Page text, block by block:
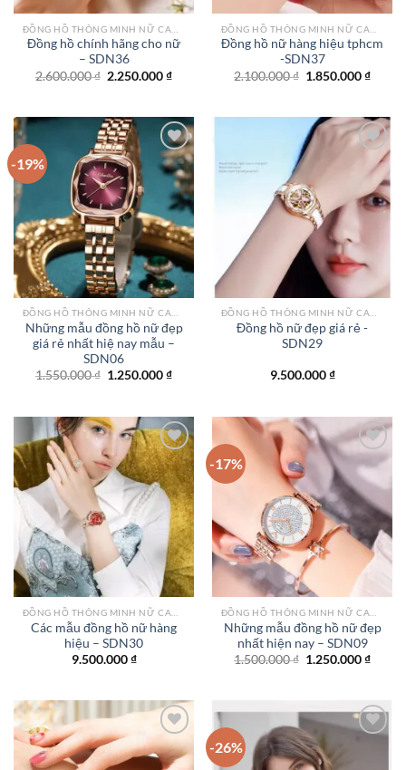
Đồng hồ chính hãng cho nữ
– SDN36
2.600.000₫ Giá
2.250.000₫Giá
2.250.000 ₫.
Đồng hồ nữ hàng hiệu tphcm
-SDN37
2.100.000₫ Giá
1.850.000₫Giá
-19%
Add to
wishlist
Những mẫu đồng hồ nữ đẹp
giá rẻ nhất hiệ nay mẫu –
SDN06
1.550.000₫ Giá
1.250.000₫Giá
1.250.000 ₫.
Add to
wishlist
Đồng hồ nữ đẹp giá rẻ -
SDN29
9.500.000₫
Add to
wishlist
Các mẫu đồng hồ nữ hàng
hiệu – SDN30
9.500.000₫
-17%
Add to
wishlist
Những mẫu đồng hồ nữ đẹp
nhất hiện nay – SDN09
1.500.000₫ Giá
1.250.000₫Giá
-26%